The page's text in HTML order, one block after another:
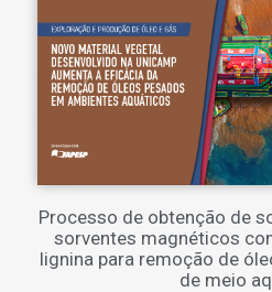
Processo de obtenção de
sorventes magnéticos
lignina para remoção de
de meio